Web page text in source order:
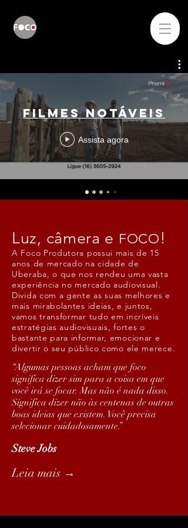
Filmes notáveis
Assista agora
Luz, câmera e FOCO!
A Foco Produtora possui mais de 15
anos de mercado na cidade de
Uberaba, o que nos rendeu uma vasta
experiência no mercado audiovisual.
Divida com a gente as suas melhores e
mais mirabolantes ideias, e juntos,
vamos transformar tudo em incríveis
estratégias audiovisuais, fortes o
bastante para informar, emocionar e
divertir o seu público como ele merece.
“Algumas pessoas acham que foco
significa dizer sim para a coisa em que
você irá se focar. Mas não é nada disso.
Significa dizer não às centenas de outras
boas ideias que existem. Você precisa
selecionar cuidadosamente.”
Steve Jobs
Leia mais →